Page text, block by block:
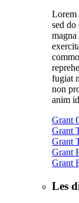
Lorem
sed
fugiat
non
anim
Grant
Grant
Grant
Grant
Grant
Les